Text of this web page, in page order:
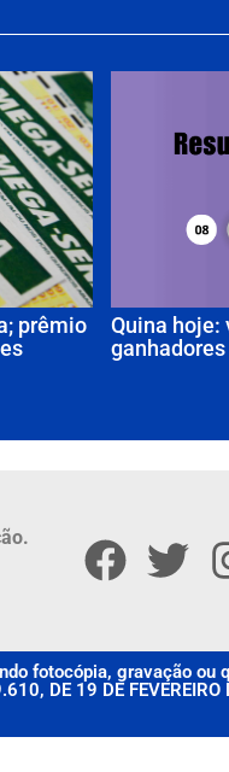
prêmio
Quina hoje:
fotocópia, gravação ou
DE 19 DE FEVEREIRO